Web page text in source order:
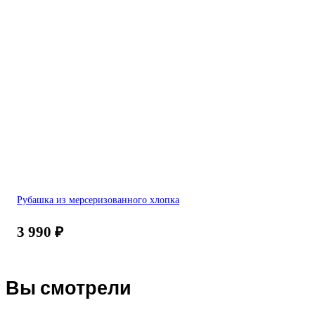
Рубашка из мерсеризованного хлопка
3 990 ₽
Вы смотрели